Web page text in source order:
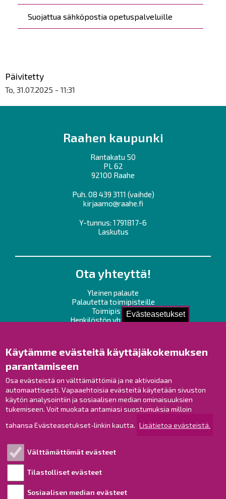
Evästeasetukset
Käytämme evästeitä käyttäjäkokemuksen
parantamiseen
Osa evästeistä on välttämättömiä ja ne aktivoidaan
automaattisesti. Vapaaehtoisia evästeitä käytetään sivuston
käytön analysointiin ja sosiaalisen median ominaisuuksien
tukemiseen. Voit muokata antamiasi suostumuksia milloin
tahansa Evästeasetukset-linkin kautta. Lisätietoa evästeistä.
Välttämättömät evästeet
Tilastolliset evästeet
Sosiaalisen median evästeet
Suojattua sähköpostia opetuspalveluille
Päivitetty
To, 31.07.2025 - 11:31
Raahen kaupunki
Rantakatu 50
PL 62
92100 Raahe
Puh. 08 439 3111 (vaihde)
kirjaamo@raahe.fi
Y-tunnus: 1791817-6
Laskutus
Ota yhteyttä!
Yleinen palaute
Palautetta toimipisteille
Toimipisteet
Henkilöstön yhteystiedot
Raahe Facebookissa
Raahe Instagramissa
Raahe LinkedInissä
Raahe YouTubessa
Esityslistat ja pöytäkirjat
Viranhaltijapäätökset